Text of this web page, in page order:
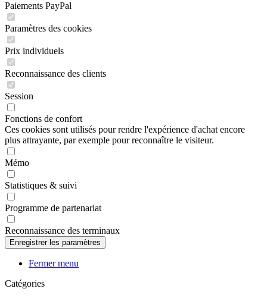
Paiements PayPal
Paramètres des cookies
Prix individuels
Reconnaissance des clients
Session
Fonctions de confort
Ces cookies sont utilisés pour rendre l'expérience d'achat encore
plus attrayante, par exemple pour reconnaître le visiteur.
Mémo
Statistiques & suivi
Programme de partenariat
Reconnaissance des terminaux
Fermer menu
Catégories